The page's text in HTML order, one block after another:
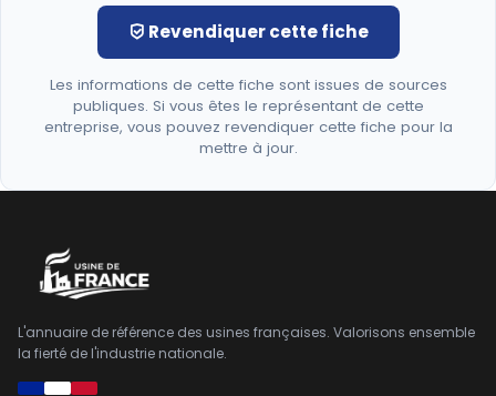
Revendiquer cette fiche
Les informations de cette fiche sont issues de sources
publiques. Si vous êtes le représentant de cette
entreprise, vous pouvez revendiquer cette fiche pour la
mettre à jour.
L'annuaire de référence des usines françaises. Valorisons ensemble
la fierté de l'industrie nationale.